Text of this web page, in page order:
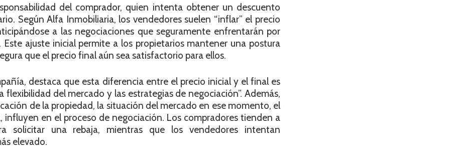
del comprador, quien intenta obtener un descuento
Según Alfa Inmobiliaria, los vendedores suelen “inflar” el precio
a las negociaciones que seguramente enfrentarán por
ajuste inicial permite a los propietarios mantener una postura
que el precio final aún sea satisfactorio para ellos.
destaca que esta diferencia entre el precio inicial y el final es
del mercado y las estrategias de negociación”. Además,
de la propiedad, la situación del mercado en ese momento, el
en el proceso de negociación. Los compradores tienden a
solicitar una rebaja, mientras que los vendedores intentan
elevado.